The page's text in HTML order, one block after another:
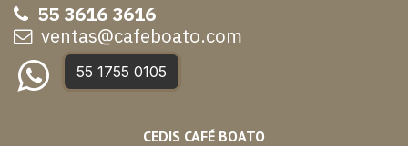
55 3616 3616
ventas@cafeboato.com
55 1755 0105
CEDIS CAFÉ BOATO